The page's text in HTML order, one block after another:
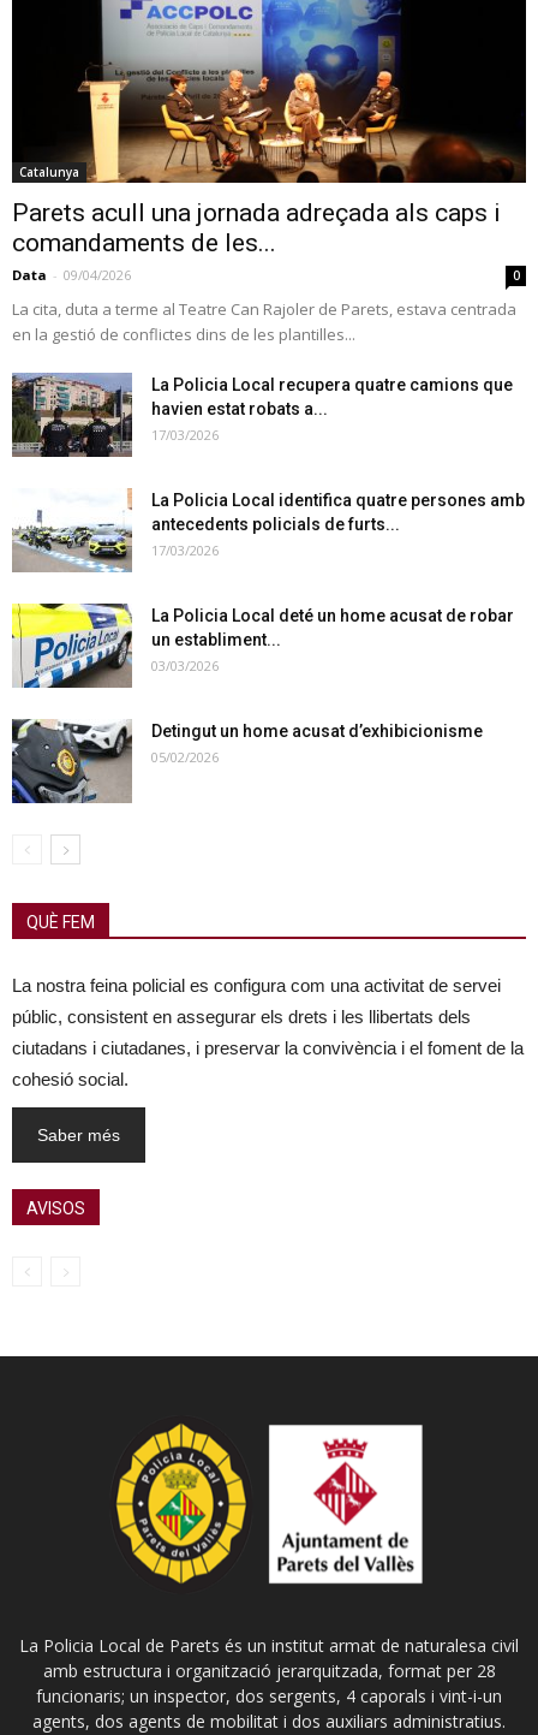
Catalunya
Parets acull una jornada adreçada als caps i
comandaments de les...
Data - 09/04/2026 0
La cita, duta a terme al Teatre Can Rajoler de Parets, estava centrada
en la gestió de conflictes dins de les plantilles...
La Policia Local recupera quatre camions que
havien estat robats a...
17/03/2026
La Policia Local identifica quatre persones amb
antecedents policials de furts...
17/03/2026
La Policia Local deté un home acusat de robar
un establiment...
03/03/2026
Detingut un home acusat d’exhibicionisme
05/02/2026
QUÈ FEM
La nostra feina policial es configura com una activitat de servei
públic, consistent en assegurar els drets i les llibertats dels
ciutadans i ciutadanes, i preservar la convivència i el foment de la
cohesió social.
Saber més
AVISOS
La Policia Local de Parets és un institut armat de naturalesa civil
amb estructura i organització jerarquitzada, format per 28
funcionaris; un inspector, dos sergents, 4 caporals i vint-i-un
agents, dos agents de mobilitat i dos auxiliars administratius.